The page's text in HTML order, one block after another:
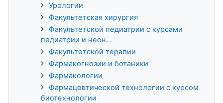
Урологии
Факультетская хирургия
Факультетской педиатрии с курсами
педиатрии и неон...
Факультетской терапии
Фармакогнозии и ботаники
Фармакологии
Фармацевтической технологии с курсом
биотехнологии